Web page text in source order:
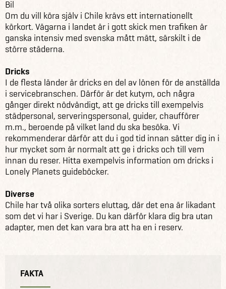
Bil
Om du vill köra själv i Chile krävs ett internationellt
körkort. Vägarna i landet är i gott skick men trafiken är
ganska intensiv med svenska mått mätt, särskilt i de
större städerna.
Dricks
I de flesta länder är dricks en del av lönen för de anställda
i servicebranschen. Därför är det kutym, och några
gånger direkt nödvändigt, att ge dricks till exempelvis
städpersonal, serveringspersonal, guider, chaufförer
m.m., beroende på vilket land du ska besöka. Vi
rekommenderar därför att du i god tid innan sätter dig in i
hur mycket som är normalt att ge i dricks och till vem
innan du reser. Hitta exempelvis information om dricks i
Lonely Planets guideböcker.
Diverse
Chile har två olika sorters eluttag, där det ena är likadant
som det vi har i Sverige. Du kan därför klara dig bra utan
adapter, men det kan vara bra att ha en i reserv.
FAKTA